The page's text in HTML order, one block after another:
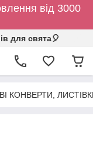
від 3000
для свята🎈
КОНВЕРТИ,